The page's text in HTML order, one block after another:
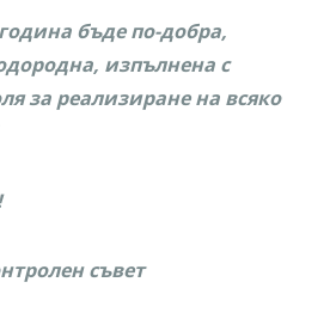
бъде по-добра,
изпълнена с
за реализиране на всяко
съвет